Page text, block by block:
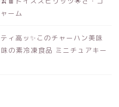
ーム
ィ高ッ✨このチャーハン美味
の素冷凍食品 ミニチュアキー